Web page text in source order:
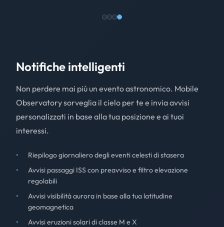
Notifiche intelligenti
Non perdere mai più un evento astronomico. Mobile
Observatory sorveglia il cielo per te e invia avvisi
personalizzati in base alla tua posizione e ai tuoi
interessi.
Riepilogo giornaliero degli eventi celesti di stasera
Avvisi passaggi ISS con preavviso e filtro elevazione
regolabili
Avvisi visibilità aurora in base alla tua latitudine
geomagnetica
Avvisi eruzioni solari di classe M e X